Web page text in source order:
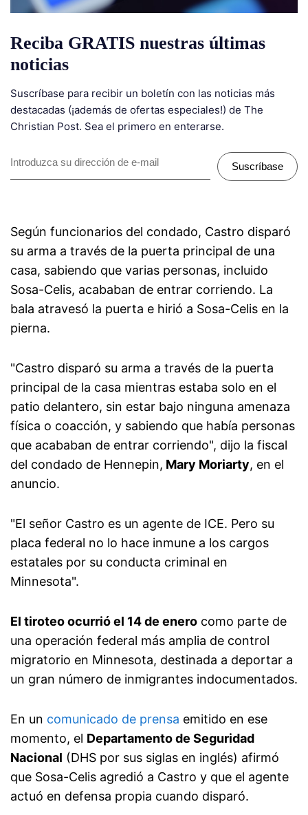
Reciba GRATIS nuestras últimas
noticias
Suscríbase para recibir un boletín con las noticias más
destacadas (¡además de ofertas especiales!) de The
Christian Post. Sea el primero en enterarse.
Suscríbase
Según funcionarios del condado, Castro disparó
su arma a través de la puerta principal de una
casa, sabiendo que varias personas, incluido
Sosa-Celis, acababan de entrar corriendo. La
bala atravesó la puerta e hirió a Sosa-Celis en la
pierna.
"Castro disparó su arma a través de la puerta
principal de la casa mientras estaba solo en el
patio delantero, sin estar bajo ninguna amenaza
física o coacción, y sabiendo que había personas
que acababan de entrar corriendo", dijo la fiscal
del condado de Hennepin, Mary Moriarty, en el
anuncio.
"El señor Castro es un agente de ICE. Pero su
placa federal no lo hace inmune a los cargos
estatales por su conducta criminal en
Minnesota".
El tiroteo ocurrió el 14 de enero como parte de
una operación federal más amplia de control
migratorio en Minnesota, destinada a deportar a
un gran número de inmigrantes indocumentados.
En un comunicado de prensa emitido en ese
momento, el Departamento de Seguridad
Nacional (DHS por sus siglas en inglés) afirmó
que Sosa-Celis agredió a Castro y que el agente
actuó en defensa propia cuando disparó.